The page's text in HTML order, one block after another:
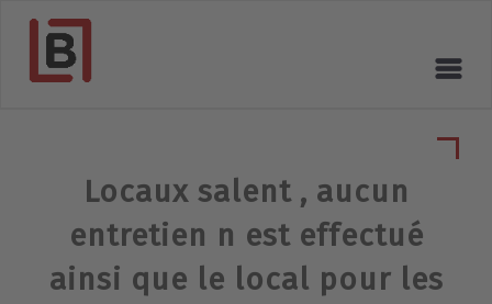
Locaux salent , aucun
entretien n est effectué
ainsi que le local pour les